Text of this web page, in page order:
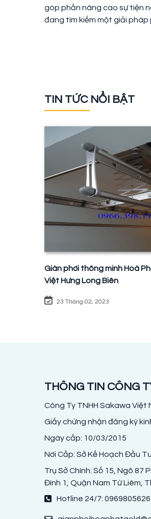
góp phần nâng cao sự tiện
đang tìm kiếm một giải pháp
TIN TỨC NỔI BẬT
Giàn phơi thông minh Hoà
Việt Hưng Long Biên
23 Tháng 02, 2023
THÔNG TIN CÔNG
Công Ty TNHH Sakawa Việt
Giấy chứng nhận đăng ký
Ngày cấp: 10/03/2015
Nơi Cấp: Sở Kế Hoạch Đầu
Trụ Sở Chính: Số 15, Ngõ 87
Đình 1, Quận Nam Từ Liêm,
Hotline 24/7: 0969805626